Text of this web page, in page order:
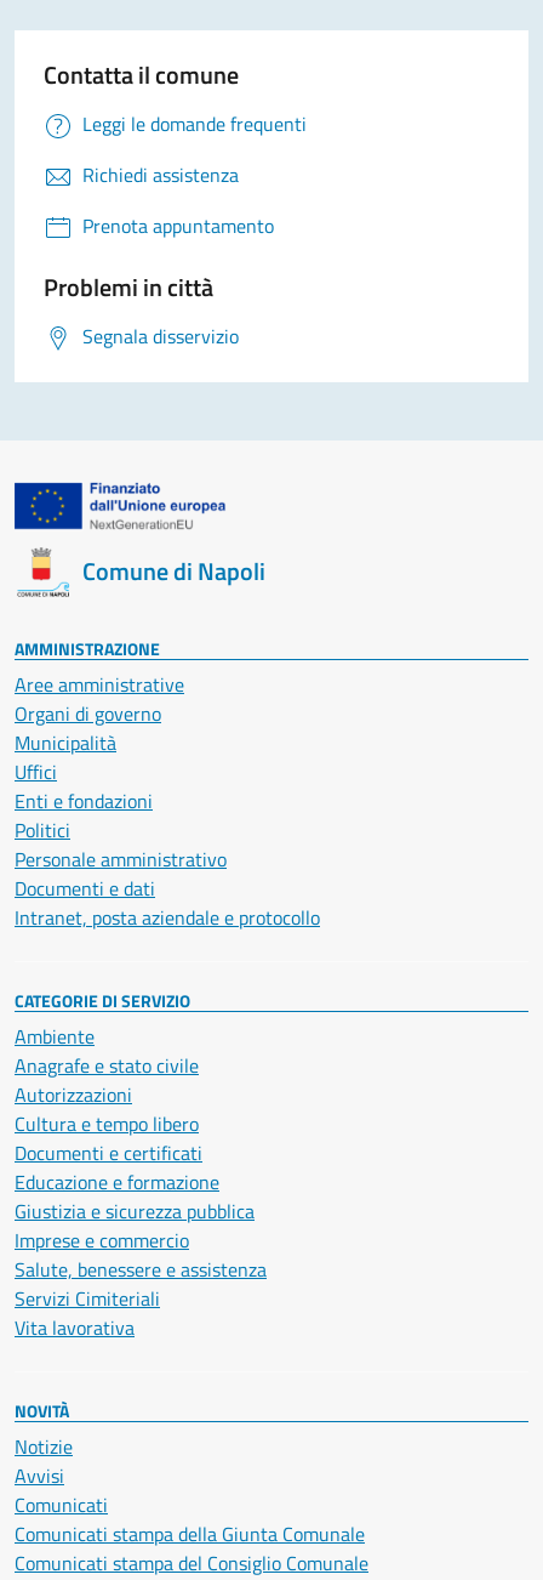
Contatta il comune
Leggi le domande frequenti
Richiedi assistenza
Prenota appuntamento
Problemi in città
Segnala disservizio
Comune di Napoli
AMMINISTRAZIONE
Aree amministrative
Organi di governo
Municipalità
Uffici
Enti e fondazioni
Politici
Personale amministrativo
Documenti e dati
Intranet, posta aziendale e protocollo
CATEGORIE DI SERVIZIO
Ambiente
Anagrafe e stato civile
Autorizzazioni
Cultura e tempo libero
Documenti e certificati
Educazione e formazione
Giustizia e sicurezza pubblica
Imprese e commercio
Salute, benessere e assistenza
Servizi Cimiteriali
Vita lavorativa
NOVITÀ
Notizie
Avvisi
Comunicati
Comunicati stampa della Giunta Comunale
Comunicati stampa del Consiglio Comunale